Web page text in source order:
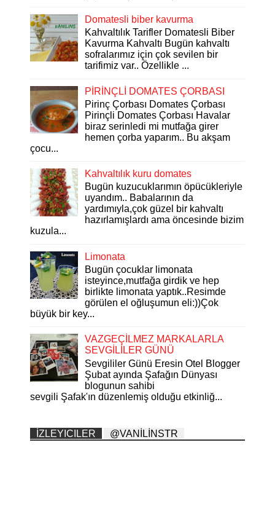
Domatesli biber kavurma
Kahvaltılık Tarifler Domatesli Biber
Kavurma Kahvaltı Bugün kahvaltı
sofralarımız için çok sevilen bir
tarifimiz var.. Özellikle ...
PİRİNÇLİ DOMATES ÇORBASI
Pirinç Çorbası Domates Çorbası
Pirinçli Domates Çorbası Havalar
biraz serinledi mi mutfağa girer
hemen çorba yaparım.. Bu akşam
çocu...
Kahvaltılık kuru domates
Bugün kuzucuklarımın öpücükleriyle
uyandım.. Babalarının da
yardımıyla,çok güzel bir kahvaltı
hazırlamışlardı ama öncesinde bizim
kuzula...
Limonata
Bugün çocuklar limonata
isteyince,mutfağa girdik ve hep
birlikte limonata yaptık..Resimde
görülen el oğluşumun eli:))Çok
büyük bir key...
VAZGEÇİLMEZ MARKALARLA
SEVGİLİLER GÜNÜ
Sevgililer Günü Eresin Otel Blogger
Şubat ayında Şafağın Dünyası
blogunun sahibi
sevgili Şafak'ın düzenlemiş olduğu etkinliğ...
İZLEYICILER @VANİLİNSTR